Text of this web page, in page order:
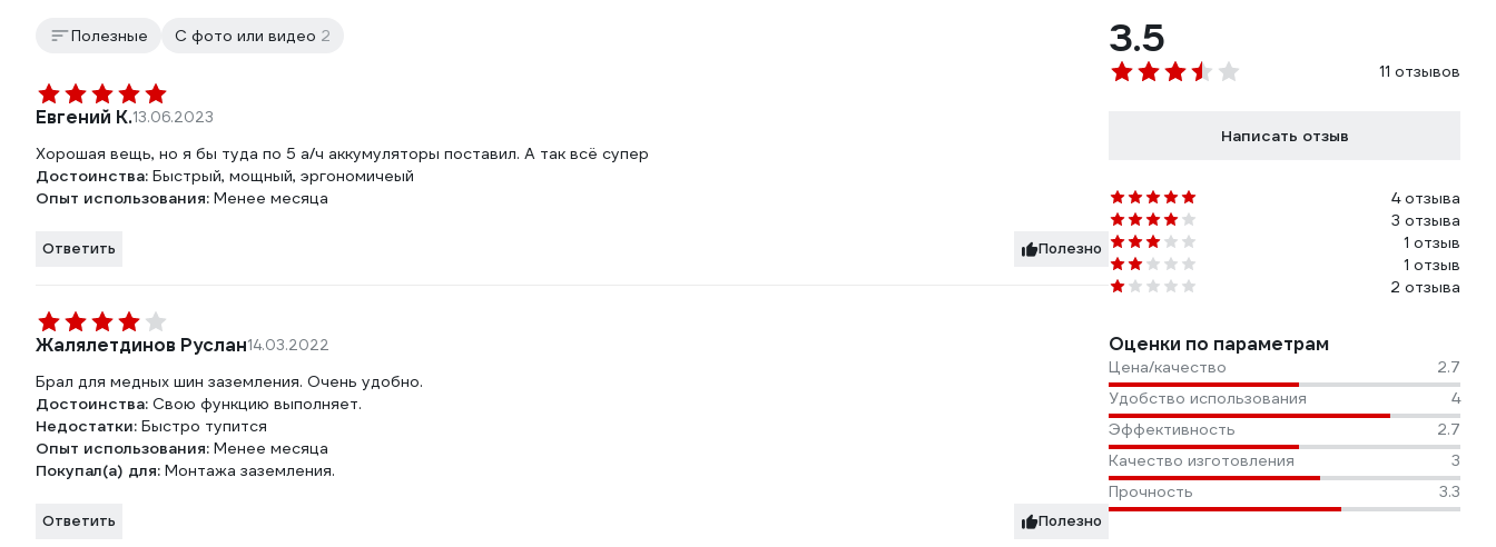
3.5
11 отзывов
Написать отзыв
4 отзыва
3 отзыва
1 отзыв
1 отзыв
2 отзыва
Оценки по параметрам
Цена/качество
2.7
Удобство использования
4
Эффективность
2.7
Качество изготовления
3
Прочность
3.3
Полезные С фото или видео 2
Евгений К.13.06.2023
Хорошая вещь, но я бы туда по 5 а/ч аккумуляторы поставил. А так всё супер
Достоинства: Быстрый, мощный, эргономичеый
Опыт использования: Менее месяца
Ответить Полезно
Жалялетдинов Руслан14.03.2022
Брал для медных шин заземления. Очень удобно.
Достоинства: Свою функцию выполняет.
Недостатки: Быстро тупится
Опыт использования: Менее месяца
Покупал(а) для: Монтажа заземления.
Ответить Полезно